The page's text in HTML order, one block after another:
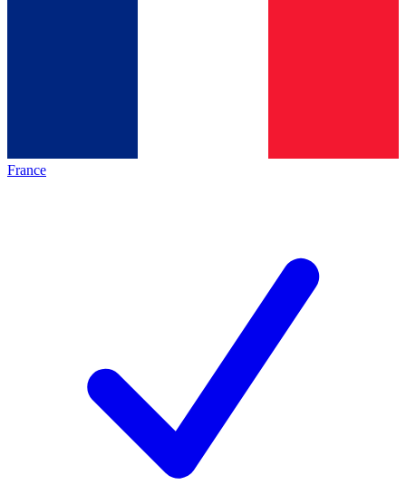
France